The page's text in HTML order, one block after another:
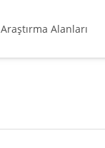
Araştırma Alanları